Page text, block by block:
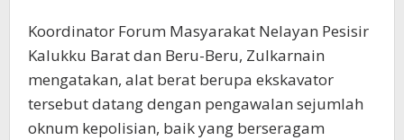
Koordinator Forum Masyarakat Nelayan Pesisir
Kalukku Barat dan Beru-Beru, Zulkarnain
mengatakan, alat berat berupa ekskavator
tersebut datang dengan pengawalan sejumlah
oknum kepolisian, baik yang berseragam